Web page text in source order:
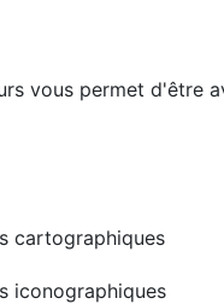
vous permet d'être
cartographiques
iconographiques